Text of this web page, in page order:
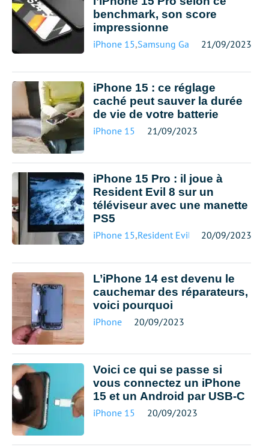
benchmark, son score
impressionne
iPhone 15,Samsung Galaxy S2421/09/2023
iPhone 15 : ce réglage
caché peut sauver la durée
de vie de votre batterie
iPhone 15 21/09/2023
iPhone 15 Pro : il joue à
Resident Evil 8 sur un
téléviseur avec une manette
PS5
iPhone 15,Resident Evil 20/09/2023
L’iPhone 14 est devenu le
cauchemar des réparateurs,
voici pourquoi
iPhone 20/09/2023
Voici ce qui se passe si
vous connectez un iPhone
15 et un Android par USB-C
iPhone 15 20/09/2023